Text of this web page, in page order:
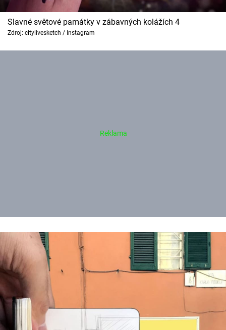
Slavné světové památky v zábavných kolážích 4
Zdroj: citylivesketch / Instagram